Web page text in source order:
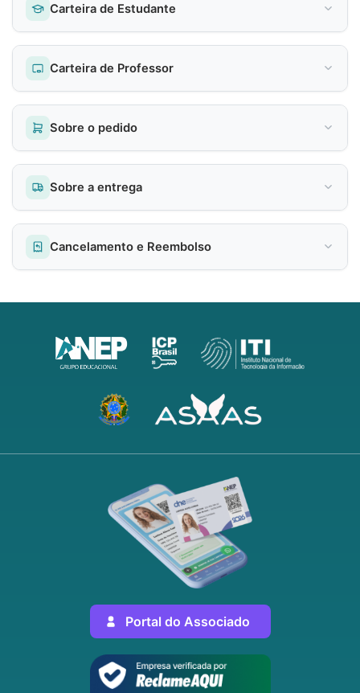
Carteira de Estudante
Carteira de Professor
Sobre o pedido
Sobre a entrega
Cancelamento e Reembolso
Portal do Associado